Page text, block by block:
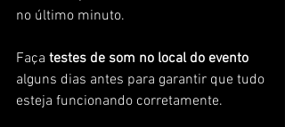
no último minuto.
Faça testes de som no local do evento
alguns dias antes para garantir que tudo
esteja funcionando corretamente.